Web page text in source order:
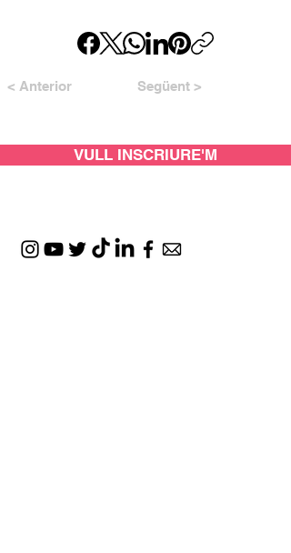
< Anterior Següent >
VULL INSCRIURE'M